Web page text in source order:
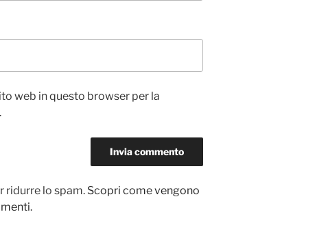
web in questo browser per la
ridurre lo spam. Scopri come vengono
.